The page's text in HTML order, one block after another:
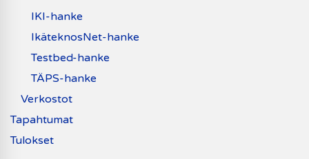
IKI-hanke
IkäteknosNet-hanke
Testbed-hanke
TÄPS-hanke
Verkostot
Tapahtumat
Tulokset